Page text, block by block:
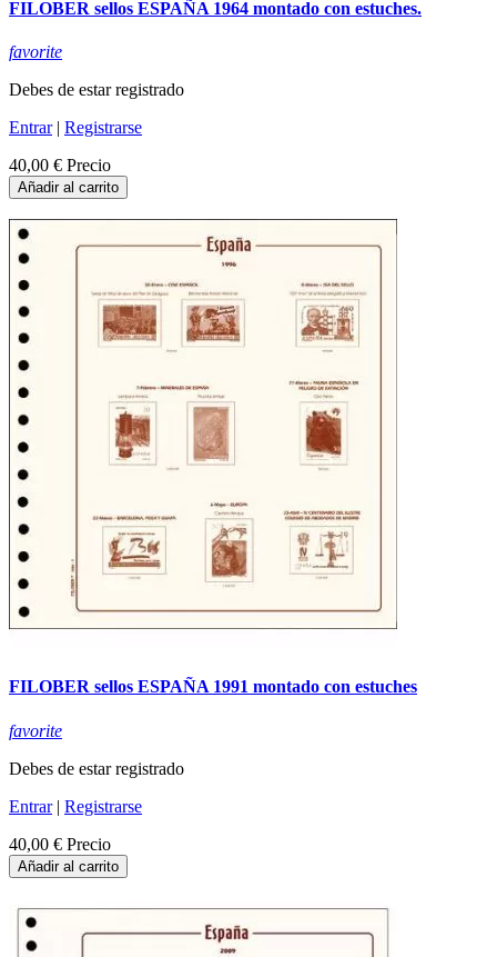
FILOBER sellos ESPAÑA 1964 montado con estuches.
favorite
Debes de estar registrado
Entrar| Registrarse
40,00 € Precio
Añadir al carrito
FILOBER sellos ESPAÑA 1991 montado con estuches
favorite
Debes de estar registrado
Entrar| Registrarse
40,00 € Precio
Añadir al carrito